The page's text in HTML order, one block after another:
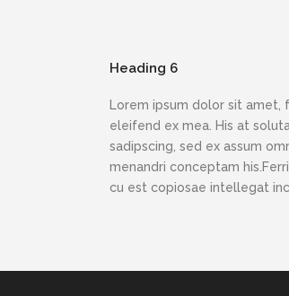
Heading 6
Lorem ipsum dolor sit amet,
eleifend ex mea. His at
sadipscing, sed ex assum
menandri conceptam
cu est copiosae intellegat